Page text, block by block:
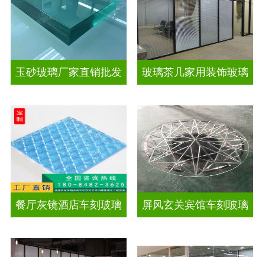
玉砂玻璃厂家直销批发 玻璃茶几家用装饰玻璃
餐厅灰镜酒店车刻玻璃 屏风玄关宾馆车刻玻璃